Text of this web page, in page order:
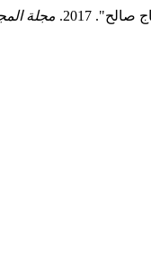
2017.
مجلة